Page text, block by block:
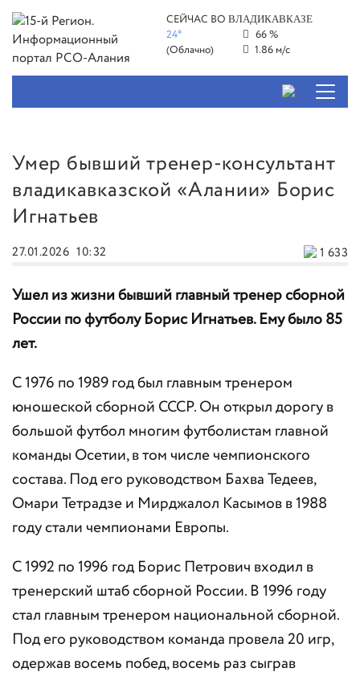
СЕЙЧАС ВОВЛАДИКАВКАЗЕ
24°
(Облачно)
66 %
1.86 м/с
Умер бывший тренер-консультант
владикавказской «Алании» Борис
Игнатьев
27.01.2026 10:32 1 633
Ушел из жизни бывший главный тренер сборной
России по футболу Борис Игнатьев. Ему было 85
лет.
С 1976 по 1989 год был главным тренером
юношеской сборной СССР. Он открыл дорогу в
большой футбол многим футболистам главной
команды Осетии, в том числе чемпионского
состава. Под его руководством Бахва Тедеев,
Омари Тетрадзе и Мирджалол Касымов в 1988
году стали чемпионами Европы.
С 1992 по 1996 год Борис Петрович входил в
тренерский штаб сборной России. В 1996 году
стал главным тренером национальной сборной.
Под его руководством команда провела 20 игр,
одержав восемь побед, восемь раз сыграв